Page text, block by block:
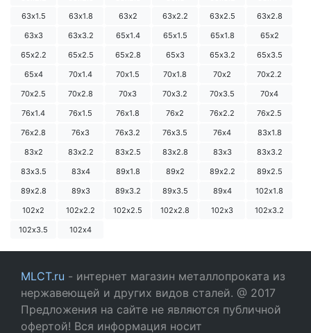
63х1.5
63х1.8 63х2 63х2.2 63х2.5
63х2.8
63х3
63х3.2 65х1.4 65х1.5 65х1.8
65х2
65х2.2
65х2.5 65х2.8 65х3 65х3.2
65х3.5
65х4
70х1.4 70х1.5 70х1.8 70х2
70х2.2
70х2.5
70х2.8 70х3 70х3.2 70х3.5
70х4
76х1.4
76х1.5 76х1.8 76х2 76х2.2
76х2.5
76х2.8
76х3 76х3.2 76х3.5 76х4
83х1.8
83х2
83х2.2 83х2.5 83х2.8 83х3
83х3.2
83х3.5
83х4 89х1.8 89х2 89х2.2
89х2.5
89х2.8
89х3 89х3.2 89х3.5 89х4
102х1.8
102х2
102х2.2 102х2.5 102х2.8 102х3
102х3.2
102х3.5
102х4
MLCT.ru - интернет магазин металлопроката из
нержавеющей и других видов сталей. @ 2017
Предложения на сайте не являются публичной
офертой! Вся информация носит